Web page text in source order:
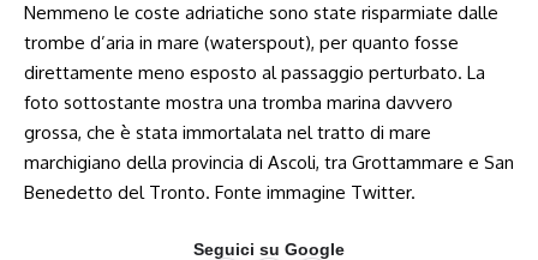
Nemmeno le coste adriatiche sono state risparmiate dalle
trombe d’aria in mare (waterspout), per quanto fosse
direttamente meno esposto al passaggio perturbato. La
foto sottostante mostra una tromba marina davvero
grossa, che è stata immortalata nel tratto di mare
marchigiano della provincia di Ascoli, tra Grottammare e San
Benedetto del Tronto. Fonte immagine Twitter.
Seguici su Google